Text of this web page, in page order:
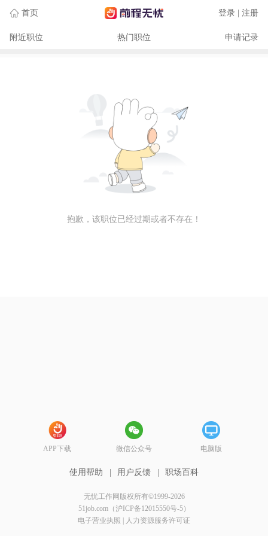
首页 登录 | 注册
附近职位 热门职位 申请记录
抱歉，该职位已经过期或者不存在！
APP下载 微信公众号 电脑版
使用帮助 用户反馈 职场百科
无忧工作网版权所有©1999-2026
51job.com（沪ICP备12015550号-5）
电子营业执照
人力资源服务许可证